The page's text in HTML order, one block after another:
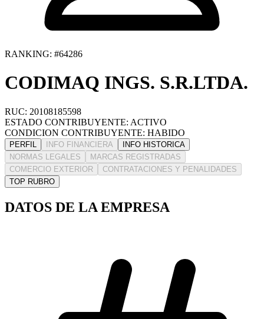
RANKING: #64286
CODIMAQ INGS. S.R.LTDA.
RUC: 20108185598
ESTADO CONTRIBUYENTE: ACTIVO
CONDICION CONTRIBUYENTE: HABIDO
PERFIL INFO FINANCIERA
INFO HISTORICA
NORMAS LEGALES
MARCAS REGISTRADAS
COMERCIO EXTERIOR
CONTRATACIONES Y PENALIDADES
TOP RUBRO
DATOS DE LA EMPRESA